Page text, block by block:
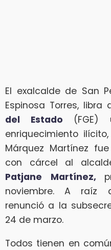
El exalcalde de San
Espinosa Torres, libra
del Estado (FGE)
enriquecimiento
Márquez Martínez
con cárcel al
Patjane Martínez,
noviembre. A raíz
renunció a la
24 de marzo.
Todos tienen en